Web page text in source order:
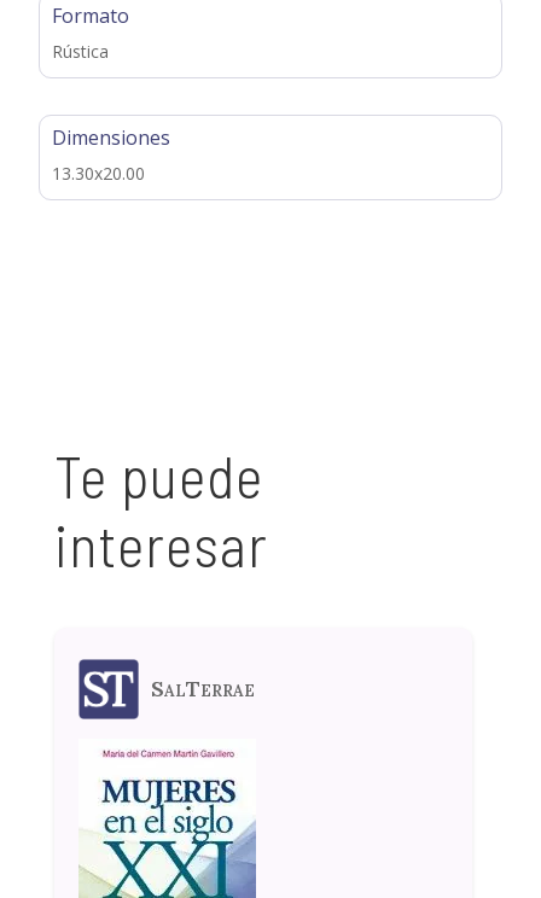
Formato
Rústica
Dimensiones
13.30x20.00
Te puede
interesar
SalTerrae